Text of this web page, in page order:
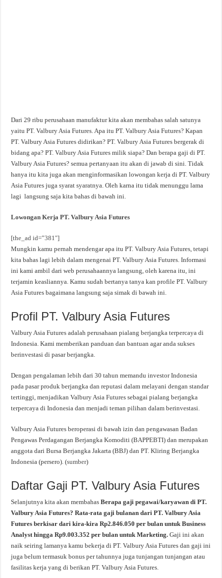
Dari 29 ribu perusahaan manufaktur kita akan membahas salah satunya
yaitu PT. Valbury Asia Futures. Apa itu PT. Valbury Asia Futures? Kapan
PT. Valbury Asia Futures didirikan? PT. Valbury Asia Futures bergerak di
bidang apa? PT. Valbury Asia Futures milik siapa? Dan berapa gaji di PT.
Valbury Asia Futures? semua pertanyaan itu akan di jawab di sini. Tidak
hanya itu kita juga akan menginformasikan lowongan kerja di PT. Valbury
Asia Futures juga syarat syaratnya. Oleh karna itu tidak menunggu lama
lagi langsung saja kita bahas di bawah ini.
Lowongan Kerja PT. Valbury Asia Futures
[the_ad id=”381″]
Mungkin kamu pernah mendengar apa itu PT. Valbury Asia Futures, tetapi
kita bahas lagi lebih dalam mengenai PT. Valbury Asia Futures. Informasi
ini kami ambil dari web perusahaannya langsung, oleh karena itu, ini
terjamin keasliannya. Kamu sudah bertanya tanya kan profile PT. Valbury
Asia Futures bagaimana langsung saja simak di bawah ini.
Profil PT. Valbury Asia Futures
Valbury Asia Futures adalah perusahaan pialang berjangka terpercaya di
Indonesia. Kami memberikan panduan dan bantuan agar anda sukses
berinvestasi di pasar berjangka.
Dengan pengalaman lebih dari 30 tahun memandu investor Indonesia
pada pasar produk berjangka dan reputasi dalam melayani dengan standar
tertinggi, menjadikan Valbury Asia Futures sebagai pialang berjangka
terpercaya di Indonesia dan menjadi teman pilihan dalam berinvestasi.
Valbury Asia Futures beroperasi di bawah izin dan pengawasan Badan
Pengawas Perdagangan Berjangka Komoditi (BAPPEBTI) dan merupakan
anggota dari Bursa Berjangka Jakarta (BBJ) dan PT. Kliring Berjangka
Indonesia (persero). (sumber)
Daftar Gaji PT. Valbury Asia Futures
Selanjutnya kita akan membahasBerapa gaji pegawai/karyawan di PT.
Valbury Asia Futures? Rata-rata gaji bulanan dari PT. Valbury Asia
Futures berkisar dari kira-kira Rp2.846.050 per bulan untuk Business
Analyst hingga Rp9.003.352 per bulan untuk Marketing. Gaji ini akan
naik seiring lamanya kamu bekerja di PT. Valbury Asia Futures dan gaji ini
juga belum termasuk bonus per tahunnya juga tunjangan tunjangan atau
fasilitas kerja yang di berikan PT. Valbury Asia Futures.